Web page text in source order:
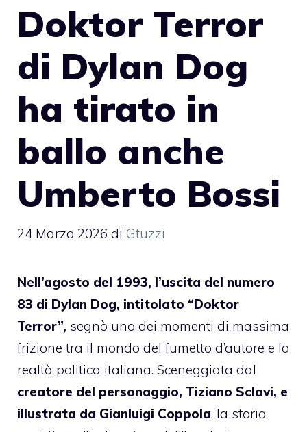
Doktor Terror
di Dylan Dog
ha tirato in
ballo anche
Umberto Bossi
24 Marzo 2026 di Gtuzzi
Nell’agosto del 1993, l’uscita del numero
83 di Dylan Dog, intitolato “Doktor
Terror”, segnò uno dei momenti di massima
frizione tra il mondo del fumetto d’autore e la
realtà politica italiana. Sceneggiata dal
creatore del personaggio, Tiziano Sclavi, e
illustrata da Gianluigi Coppola, la storia